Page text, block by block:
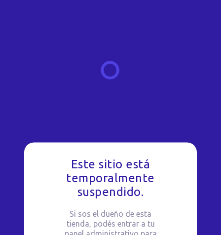
Este sitio está
temporalmente
suspendido.
Si sos el dueño de esta
tienda, podés entrar a tu